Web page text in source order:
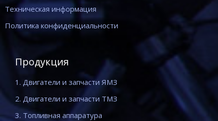
Техническая информация
Политика конфиденциальности
Продукция
1. Двигатели и запчасти ЯМЗ
2. Двигатели и запчасти ТМЗ
3. Топливная аппаратура